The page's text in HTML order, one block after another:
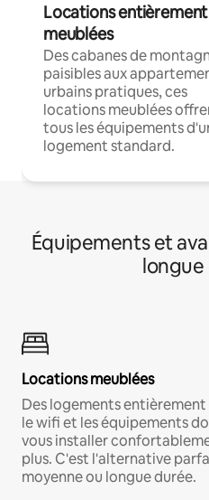
Locations entièrement
meublées
Des cabanes de
paisibles aux
urbains pratiques, ces
locations meublées
tous les équipements
logement standard.
Équipements et
Locations meublées
Des logements entièrement
le wifi et les équipements
vous installer
plus. C'est l'alternative
moyenne ou longue durée.